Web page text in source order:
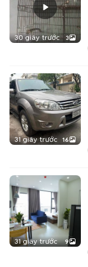
30 giây trước 3
31 giây trước 16
31 giây trước 9